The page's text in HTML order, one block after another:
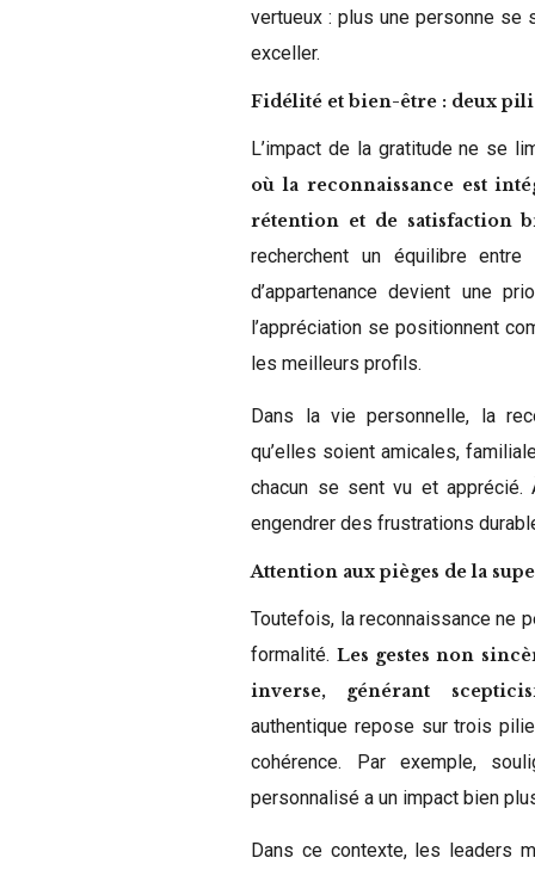
vertueux : plus une personne
exceller.
Fidélité et bien-être : deux
L’impact de la gratitude ne se
où la reconnaissance est
rétention et de satisfaction
recherchent un équilibre
d’appartenance devient une
l’appréciation se positionnent
les meilleurs profils.
Dans la vie personnelle, la
qu’elles soient amicales,
chacun se sent vu et apprécié.
engendrer des frustrations
Attention aux pièges de la
Toutefois, la reconnaissance ne
formalité. Les gestes non
inverse, générant
authentique repose sur trois
cohérence. Par exemple,
personnalisé a un impact bien
Dans ce contexte, les leaders